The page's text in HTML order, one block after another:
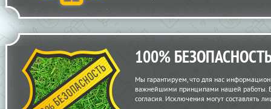
100%
Мы гарантируем, что для нас
важнейшими принципами нашей работы.
согласия. Исключения могут составлять